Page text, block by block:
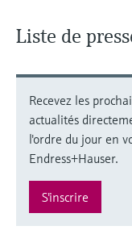
Liste de
Recevez les
actualités
l'ordre du jour en
Endress+Hauser.
S'inscrire